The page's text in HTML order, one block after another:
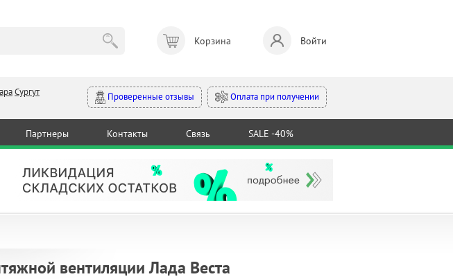
Корзина Войти
Сургут
Проверенные отзывы Оплата при получении
Партнеры Контакты Связь SALE -40%
вентиляции Лада Веста